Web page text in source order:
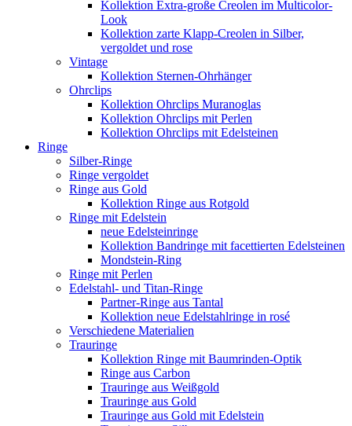
Kollektion Extra-große Creolen im Multicolor-
Look
Kollektion zarte Klapp-Creolen in Silber,
vergoldet und rose
Vintage
Kollektion Sternen-Ohrhänger
Ohrclips
Kollektion Ohrclips Muranoglas
Kollektion Ohrclips mit Perlen
Kollektion Ohrclips mit Edelsteinen
Ringe
Silber-Ringe
Ringe vergoldet
Ringe aus Gold
Kollektion Ringe aus Rotgold
Ringe mit Edelstein
neue Edelsteinringe
Kollektion Bandringe mit facettierten Edelsteinen
Mondstein-Ring
Ringe mit Perlen
Edelstahl- und Titan-Ringe
Partner-Ringe aus Tantal
Kollektion neue Edelstahlringe in rosé
Verschiedene Materialien
Trauringe
Kollektion Ringe mit Baumrinden-Optik
Ringe aus Carbon
Trauringe aus Weißgold
Trauringe aus Gold
Trauringe aus Gold mit Edelstein